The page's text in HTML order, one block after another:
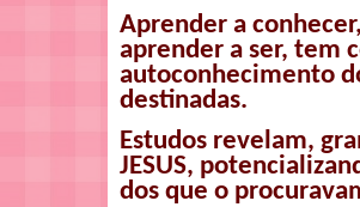
Aprender a
aprender a ser, tem
autoconhecimento
destinadas.
Estudos revelam,
JESUS,
dos que o